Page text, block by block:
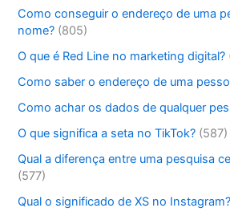
Como conseguir o endereço de uma
nome? (805)
O que é Red Line no marketing digital?
Como saber o endereço de uma
Como achar os dados de qualquer
O que significa a seta no TikTok? (587)
Qual a diferença entre uma pesquisa
(577)
Qual o significado de XS no Instagram?